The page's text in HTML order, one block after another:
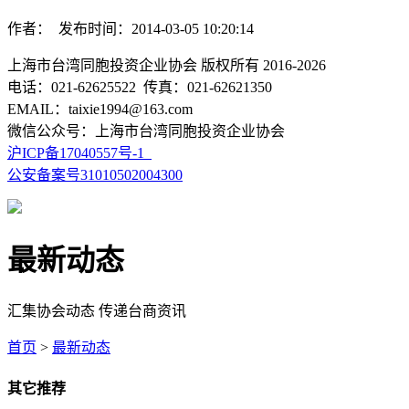
作者： 发布时间：2014-03-05 10:20:14
上海市台湾同胞投资企业协会 版权所有 2016-2026
电话：021-62625522 传真：021-62621350
EMAIL：taixie1994@163.com
微信公众号：上海市台湾同胞投资企业协会
沪ICP备17040557号-1
公安备案号31010502004300
最新动态
汇集协会动态 传递台商资讯
首页 > 最新动态
其它推荐